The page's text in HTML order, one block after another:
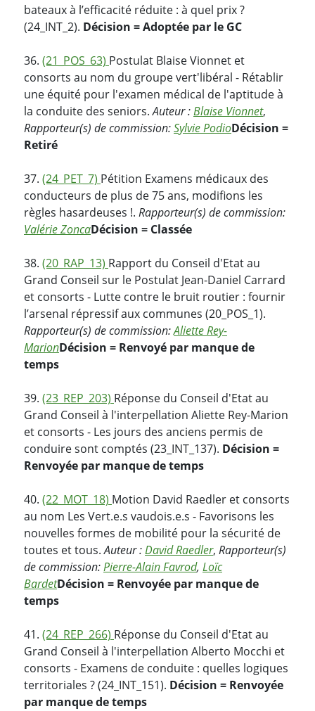
bateaux à l’efficacité réduite : à quel prix ?
(24_INT_2). Décision = Adoptée par le GC
36. (21_POS_63) Postulat Blaise Vionnet et
consorts au nom du groupe vert'libéral - Rétablir
une équité pour l'examen médical de l'aptitude à
la conduite des seniors.Auteur :Blaise Vionnet,
Rapporteur(s) de commission:Sylvie PodioDécision =
Retiré
37. (24_PET_7) Pétition Examens médicaux des
conducteurs de plus de 75 ans, modifions les
règles hasardeuses !. Rapporteur(s) de commission:
Valérie ZoncaDécision = Classée
38. (20_RAP_13) Rapport du Conseil d'Etat au
Grand Conseil sur le Postulat Jean-Daniel Carrard
et consorts - Lutte contre le bruit routier : fournir
l’arsenal répressif aux communes (20_POS_1).
Rapporteur(s) de commission:Aliette Rey-
MarionDécision = Renvoyé par manque de
temps
39. (23_REP_203) Réponse du Conseil d'Etat au
Grand Conseil à l'interpellation Aliette Rey-Marion
et consorts - Les jours des anciens permis de
conduire sont comptés (23_INT_137). Décision =
Renvoyée par manque de temps
40. (22_MOT_18) Motion David Raedler et consorts
au nom Les Vert.e.s vaudois.e.s - Favorisons les
nouvelles formes de mobilité pour la sécurité de
toutes et tous.Auteur :David Raedler, Rapporteur(s)
de commission:Pierre-Alain Favrod, Loïc
BardetDécision = Renvoyée par manque de
temps
41. (24_REP_266) Réponse du Conseil d'Etat au
Grand Conseil à l'interpellation Alberto Mocchi et
consorts - Examens de conduite : quelles logiques
territoriales ? (24_INT_151). Décision = Renvoyée
par manque de temps